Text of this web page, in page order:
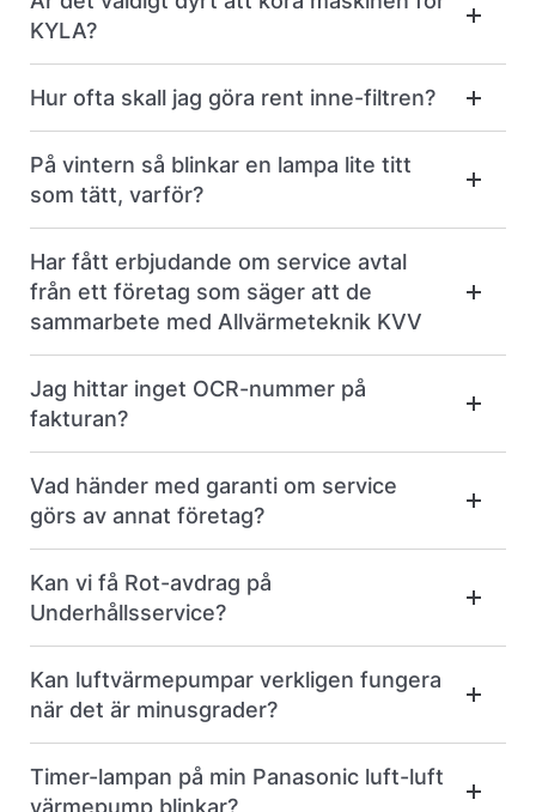
KYLA?
Hur ofta skall jag göra rent inne-filtren?
På vintern så blinkar en lampa lite titt
som tätt, varför?
Har fått erbjudande om service avtal
från ett företag som säger att de
sammarbete med Allvärmeteknik KVV
Jag hittar inget OCR-nummer på
fakturan?
Vad händer med garanti om service
görs av annat företag?
Kan vi få Rot-avdrag på
Underhållsservice?
Kan luftvärmepumpar verkligen fungera
när det är minusgrader?
Timer-lampan på min Panasonic luft-luft
värmepump blinkar?